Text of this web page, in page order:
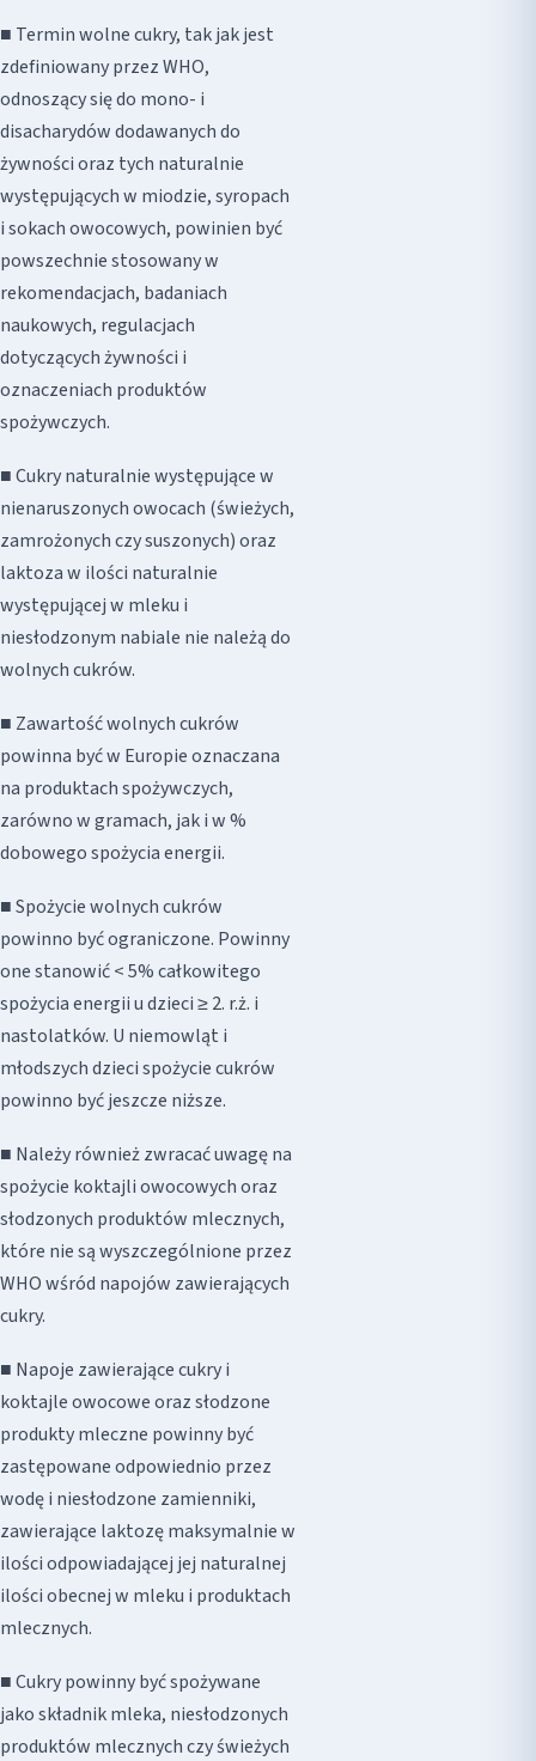
■ Termin wolne cukry, tak jak jest
zdefiniowany przez WHO,
odnoszący się do mono- i
disacharydów dodawanych do
żywności oraz tych naturalnie
występujących w miodzie, syropach
i sokach owocowych, powinien być
powszechnie stosowany w
rekomendacjach, badaniach
naukowych, regulacjach
dotyczących żywności i
oznaczeniach produktów
spożywczych.
■ Cukry naturalnie występujące w
nienaruszonych owocach (świeżych,
zamrożonych czy suszonych) oraz
laktoza w ilości naturalnie
występującej w mleku i
niesłodzonym nabiale nie należą do
wolnych cukrów.
■ Zawartość wolnych cukrów
powinna być w Europie oznaczana
na produktach spożywczych,
zarówno w gramach, jak i w %
dobowego spożycia energii.
■ Spożycie wolnych cukrów
powinno być ograniczone. Powinny
one stanowić < 5% całkowitego
spożycia energii u dzieci ≥ 2. r.ż. i
nastolatków. U niemowląt i
młodszych dzieci spożycie cukrów
powinno być jeszcze niższe.
■ Należy również zwracać uwagę na
spożycie koktajli owocowych oraz
słodzonych produktów mlecznych,
które nie są wyszczególnione przez
WHO wśród napojów zawierających
cukry.
■ Napoje zawierające cukry i
koktajle owocowe oraz słodzone
produkty mleczne powinny być
zastępowane odpowiednio przez
wodę i niesłodzone zamienniki,
zawierające laktozę maksymalnie w
ilości odpowiadającej jej naturalnej
ilości obecnej w mleku i produktach
mlecznych.
■ Cukry powinny być spożywane
jako składnik mleka, niesłodzonych
produktów mlecznych czy świeżych